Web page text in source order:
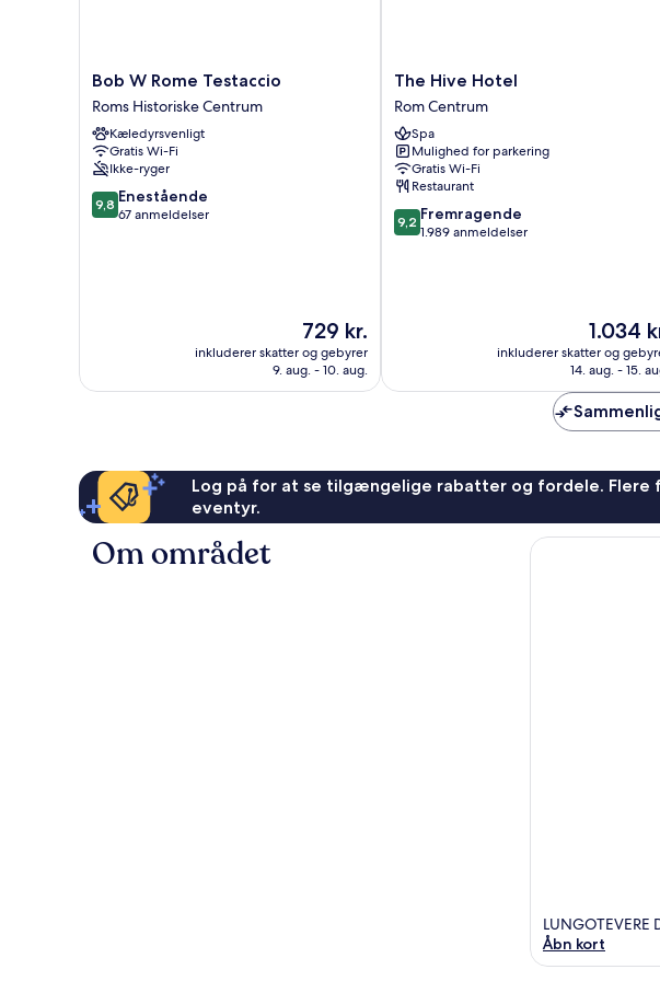
Bob
W
Rome
Testaccio
Roms
Historiske
Centrum
Bob W Rome Testaccio
Roms Historiske Centrum
Kæledyrsvenligt
Gratis Wi-Fi
Ikke-ryger
9.8
ud
9,8 Enestående
67 anmeldelser
Prisen
er
729 kr.
729 kr.
inkluderer skatter og gebyrer
9. aug. - 10. aug.
The
Hive
Hotel
Rom
Centrum
The Hive Hotel
Rom Centrum
Spa
Mulighed for parkering
Gratis Wi-Fi
Restaurant
9.2
ud
9,2 Fremragende
1.989 anmeldelser
Prisen
er
1.034 kr.
1.034
inkluderer skatter og
14. aug. - 15.
Log på for at se tilgængelige rabatter og fordele. Flere
eventyr.
Om området
LUNGOTEVERE
Åbn kort